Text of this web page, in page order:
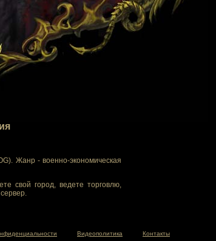
Жанр - военно-экономическая
свой город, ведете торговлю,
Видеополитика Контакты